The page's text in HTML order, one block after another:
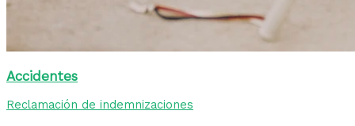
Accidentes
Reclamación de indemnizaciones